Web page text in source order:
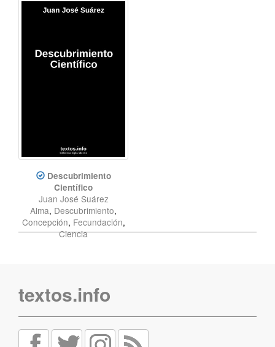
Descubrimiento
Científico
Juan José Suárez
Alma, Descubrimiento,
Concepción, Fecundación,
Ciencia
textos.info